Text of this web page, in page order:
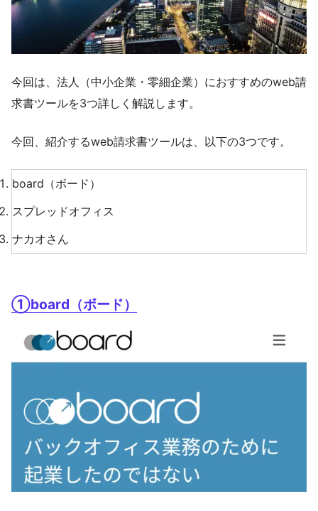
今回は、法人（中小企業・零細企業）におすすめのweb請
求書ツールを3つ詳しく解説します。
今回、紹介するweb請求書ツールは、以下の3つです。
board（ボード）
スプレッドオフィス
ナカオさん
①board（ボード）